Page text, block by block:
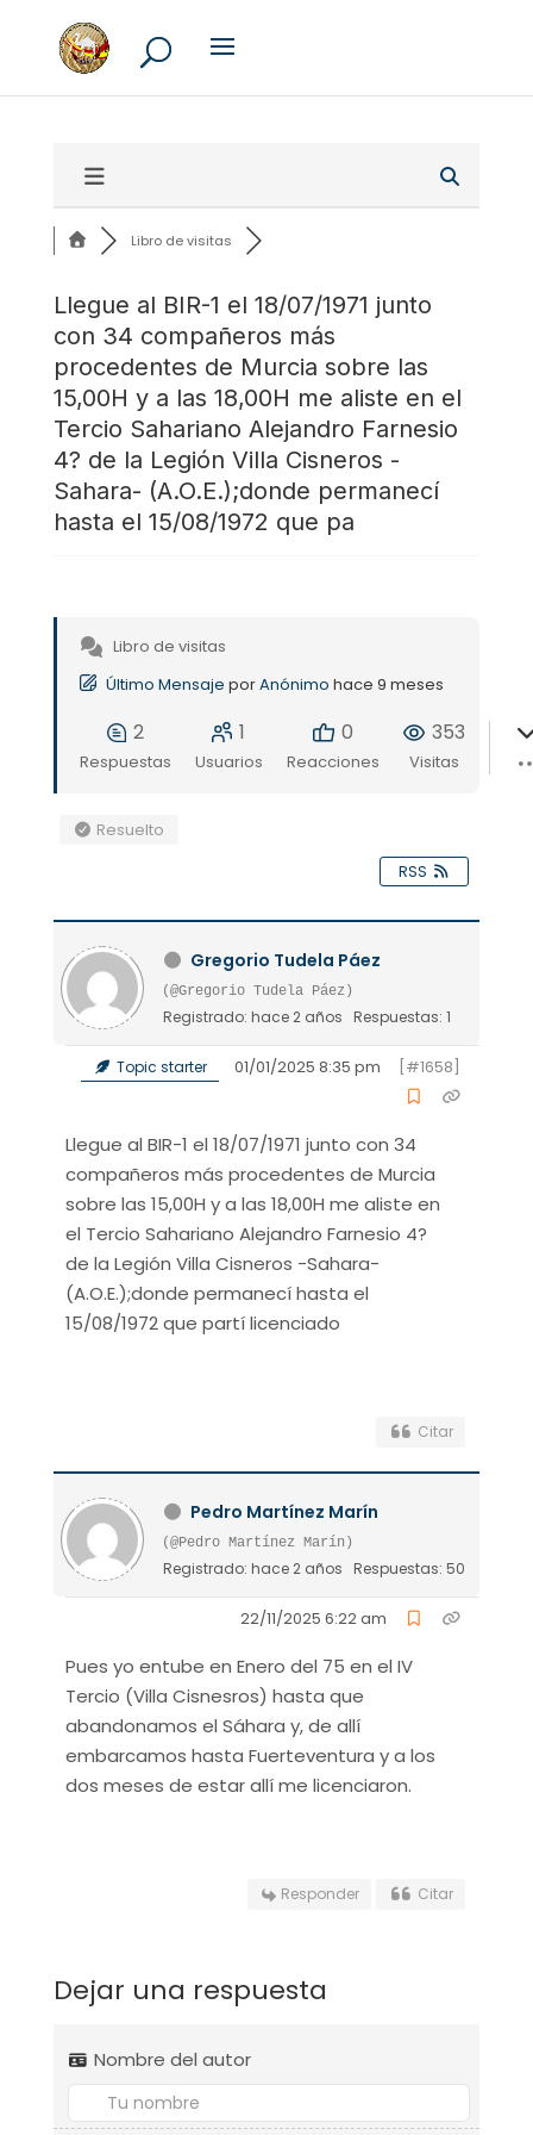
Libro de visitas
Llegue al BIR-1 el 18/07/1971 junto
con 34 compañeros más
procedentes de Murcia sobre las
15,00H y a las 18,00H me aliste en el
Tercio Sahariano Alejandro Farnesio
4? de la Legión Villa Cisneros -
Sahara- (A.O.E.);donde permanecí
hasta el 15/08/1972 que pa
Libro de visitas
Último Mensaje porAnónimo hace 9 meses
2
Respuestas
1
Usuarios
0
Reacciones
353
Visitas
Resuelto
RSS
Gregorio Tudela Páez
(@Gregorio Tudela Páez)
Registrado: hace 2 años Respuestas: 1
Topic starter 01/01/2025 8:35 pm [#1658]
Llegue al BIR-1 el 18/07/1971 junto con 34
compañeros más procedentes de Murcia
sobre las 15,00H y a las 18,00H me aliste en
el Tercio Sahariano Alejandro Farnesio 4?
de la Legión Villa Cisneros -Sahara-
(A.O.E.);donde permanecí hasta el
15/08/1972 que partí licenciado
Citar
Pedro Martínez Marín
(@Pedro Martínez Marín)
Registrado: hace 2 años Respuestas: 50
22/11/2025 6:22 am
Pues yo entube en Enero del 75 en el IV
Tercio (Villa Cisnesros) hasta que
abandonamos el Sáhara y, de allí
embarcamos hasta Fuerteventura y a los
dos meses de estar allí me licenciaron.
Responder Citar
Dejar una respuesta
Nombre del autor